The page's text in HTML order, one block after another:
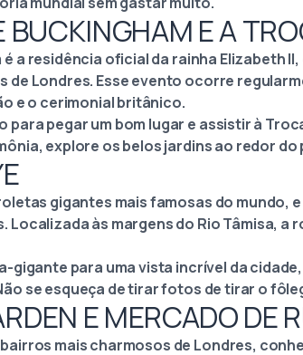
BUCKINGHAM E A
a residência oficial da rainha Elizabeth
de Londres. Esse evento ocorre
e o cerimonial britânico.
para pegar um bom lugar e assistir à
explore os belos jardins ao redor do
gigantes mais famosas do mundo,
Localizada às margens do Rio Tâmisa, a
gigante para uma vista incrível da
se esqueça de tirar fotos de tirar o
E MERCADO DE
mais charmosos de Londres,